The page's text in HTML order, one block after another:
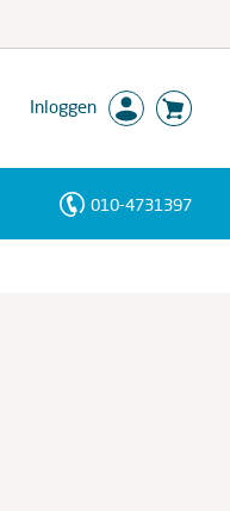
Inloggen
010-4731397